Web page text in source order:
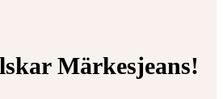
Märkesjeans!